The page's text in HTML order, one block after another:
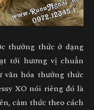
thưởng thức ở dạng
tới hương vị chuẩn
văn hóa thưởng thức
XO nói riêng đó là
cảm thức theo cách